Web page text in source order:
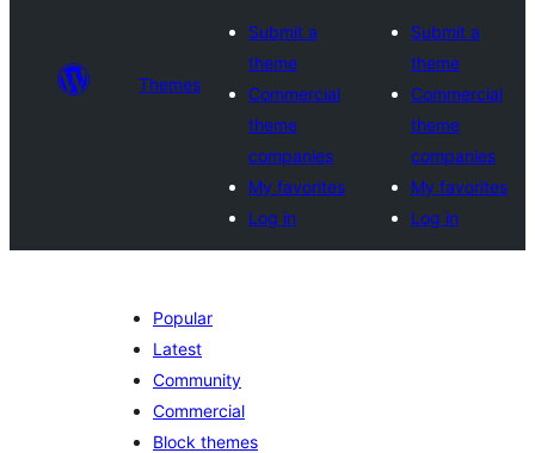
Themes
Submit a
theme
Commercial
theme
companies
My favorites
Log in
Submit a
theme
Commercial
theme
companies
My favorites
Log in
Popular
Latest
Community
Commercial
Block themes